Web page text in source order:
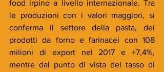
food irpino a livello internazionale. Tra
le produzioni con i valori maggiori, si
conferma il settore della pasta, dei
prodotti da forno e farinacei con 108
milioni di export nel 2017 e +7,4%,
mentre dal punto di vista del tasso di